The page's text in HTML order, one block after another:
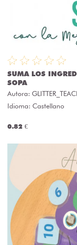
SUMA LOS
SOPA
Autora:
Idioma: Castellano
0.82 €